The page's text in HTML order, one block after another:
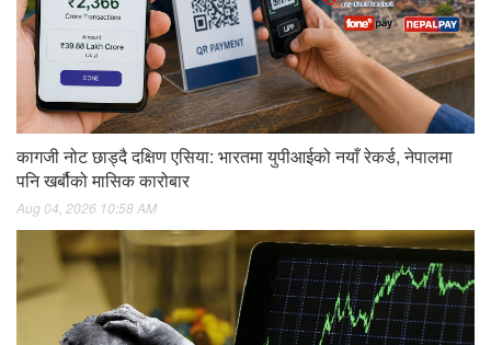
कागजी नोट छाड्दै दक्षिण एसिया: भारतमा युपीआईको नयाँ रेकर्ड, नेपालमा
पनि खर्बौको मासिक कारोबार
Aug 04, 2026 10:58 AM